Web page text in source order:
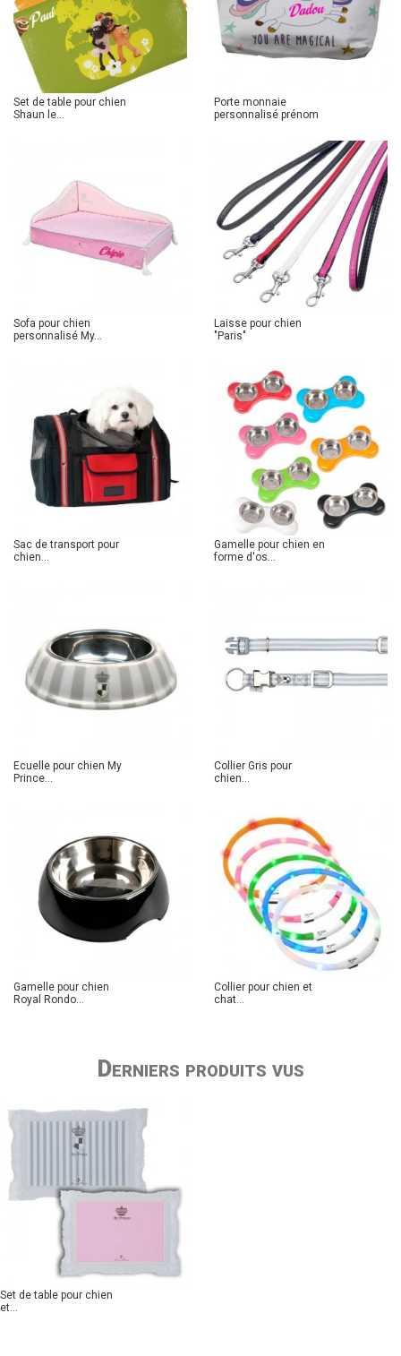
Set de table pour chien
Shaun le...
Porte monnaie
personnalisé prénom
Sofa pour chien
personnalisé My...
Laisse pour chien
"Paris"
Sac de transport pour
chien...
Gamelle pour chien en
forme d'os...
Ecuelle pour chien My
Prince...
Collier Gris pour
chien...
Gamelle pour chien
Royal Rondo...
Collier pour chien et
chat...
Derniers produits vus
Set de table pour chien
et...